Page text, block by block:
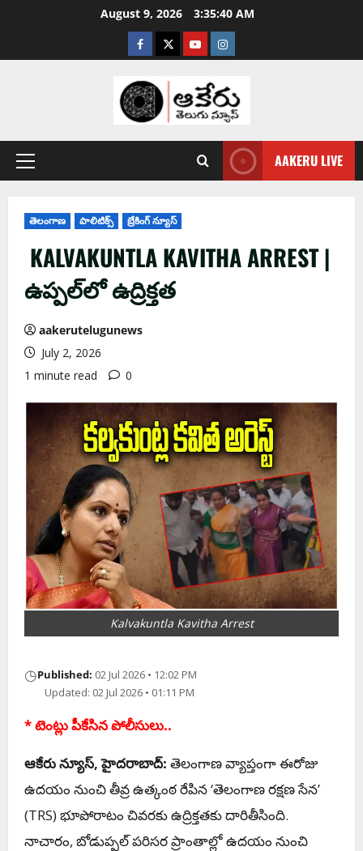
August 9, 2026 3:35:41 AM
AAKERU LIVE
తెలంగాణ పాలిటిక్స్ బ్రేకింగ్ న్యూస్
KALVAKUNTLA KAVITHA ARREST |
ఉప్పల్‌లో ఉద్రిక్తత
aakerutelugunews
July 2, 2026
1 minute read
0
Kalvakuntla Kavitha Arrest
◷Published: 02 Jul 2026 • 12:02 PM
Updated: 02 Jul 2026 • 01:11 PM
* టెంట్లు పీకేసిన పోలీసులు..
ఆకేరు న్యూస్, హైదరాబాద్: తెలంగాణ వ్యాప్తంగా ఈరోజు
ఉదయం నుంచి తీవ్ర ఉత్కంఠ రేపిన ‘తెలంగాణ రక్షణ సేన’
(TRS) భూపోరాటం చివరకు ఉద్రిక్తతకు దారితీసింది.
నాచారం, బోడుప్పల్ పరిసర ప్రాంతాల్లో ఉదయం నుంచి